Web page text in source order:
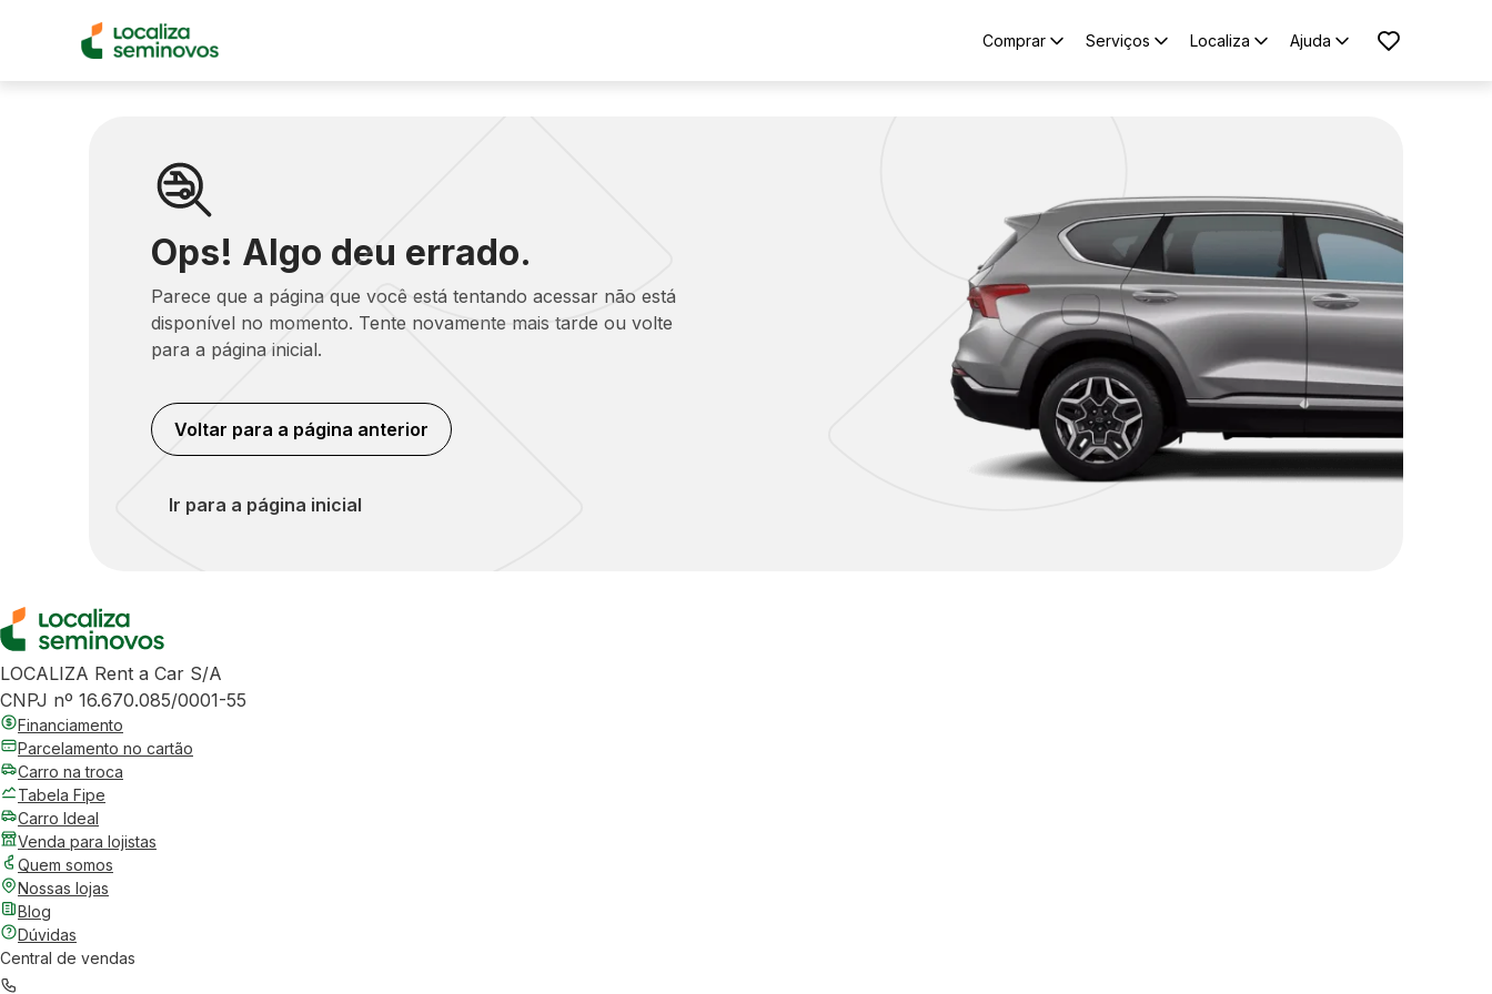
Comprar Serviços Localiza Ajuda
Ops! Algo deu errado.
Parece que a página que você está tentando acessar não está
disponível no momento. Tente novamente mais tarde ou volte
para a página inicial.
Voltar para a página anterior
Ir para a página inicial
LOCALIZA Rent a Car S/A
CNPJ nº 16.670.085/0001-55
Financiamento
Parcelamento no cartão
Carro na troca
Tabela Fipe
Carro Ideal
Venda para lojistas
Quem somos
Nossas lojas
Blog
Dúvidas
Central de vendas